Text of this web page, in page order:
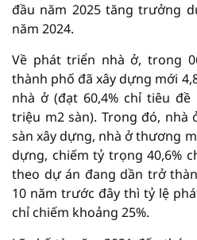
đầu năm 2025 tăng trưởng
năm 2024.
Về phát triển nhà ở, trong
thành phố đã xây dựng mới
nhà ở (đạt 60,4% chỉ tiêu
triệu m2 sàn). Trong đó, nhà
sàn xây dựng, nhà ở thương
dựng, chiếm tỷ trọng 40,6%
theo dự án đang dần trở
10 năm trước đây thì tỷ lệ
chỉ chiếm khoảng 25%.